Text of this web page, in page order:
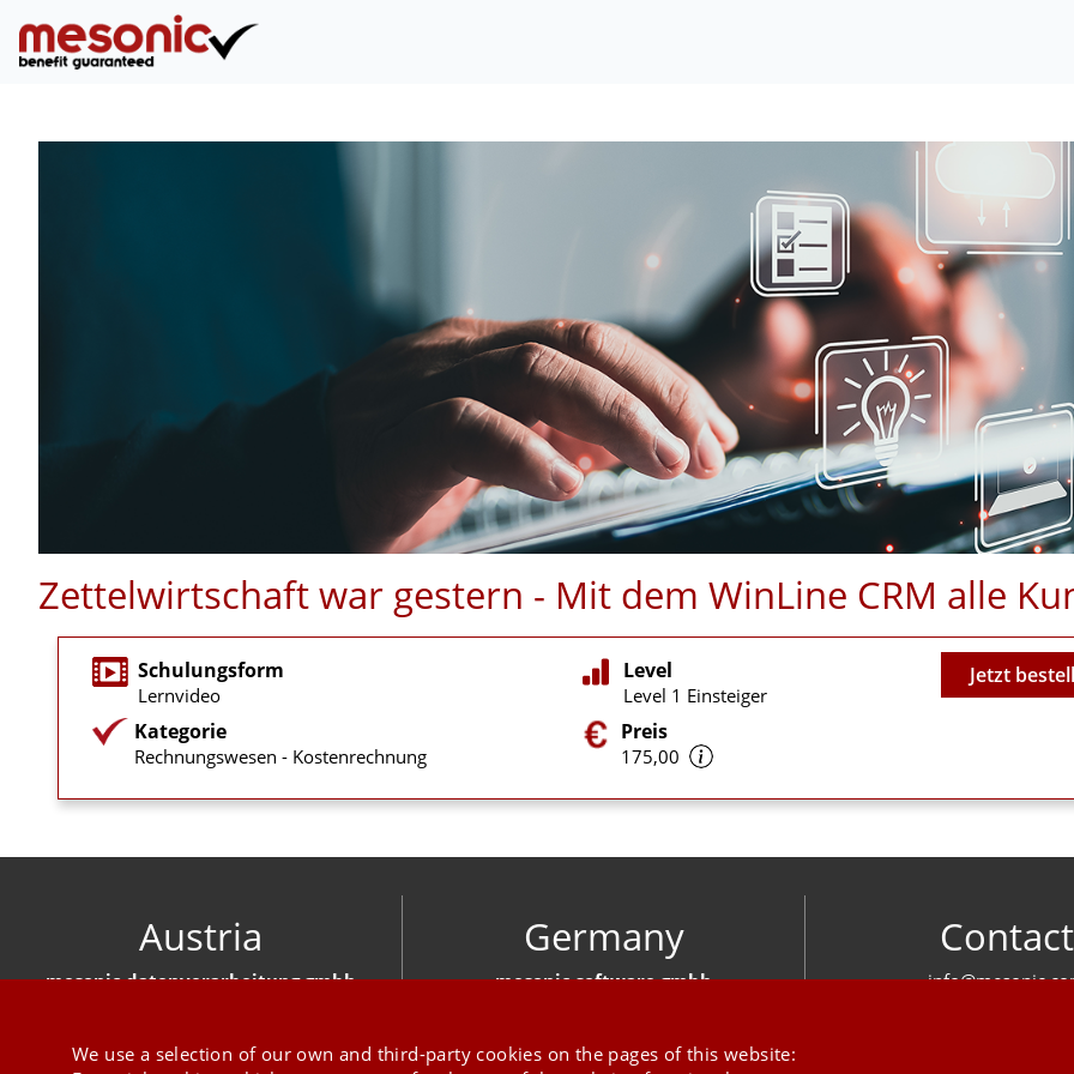
Zettelwirtschaft war gestern - Mit dem WinLine CRM alle
Schulungsform
Lernvideo
Kategorie
Rechnungswesen - Kostenrechnung
Level
Level 1 Einsteiger
Preis
175,00
Video
Jetzt
Austria
mesonic datenverarbeitung gmbh
Germany
mesonic software gmbh
Contact
We use a selection of our own and third-party cookies on the pages of this website: